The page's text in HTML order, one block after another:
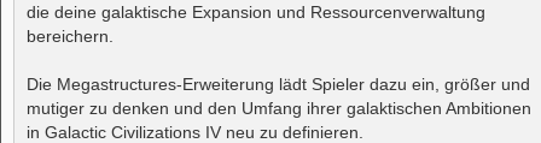
die deine galaktische Expansion und Ressourcenverwaltung
bereichern.
Die Megastructures-Erweiterung lädt Spieler dazu ein, größer und
mutiger zu denken und den Umfang ihrer galaktischen Ambitionen
in Galactic Civilizations IV neu zu definieren.